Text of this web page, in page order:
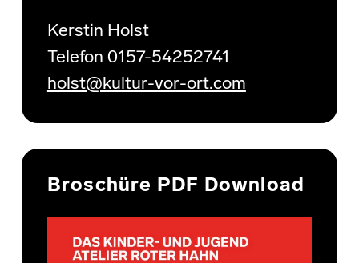
Kerstin Holst
Telefon 0157-54252741
holst@kultur-vor-ort.com
Broschüre PDF Download